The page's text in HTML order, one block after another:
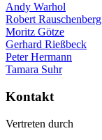
Andy Warhol
Robert Rauschenberg
Moritz Götze
Gerhard Rießbeck
Peter Hermann
Tamara Suhr
Kontakt
Vertreten durch